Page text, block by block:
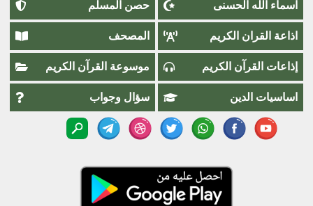
اسماء اللَّٰه الحسنى حصن المسلم
اذاعة القران الكريم المصحف
إذاعات القرآن الكريم موسوعة القرآن الكريم
اساسيات الدين سؤال وجواب